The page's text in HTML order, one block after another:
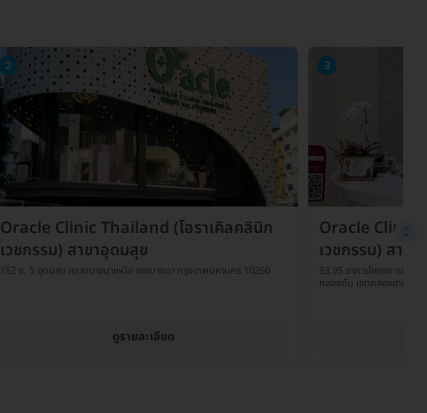
2
Oracle Clinic Thailand (โอราเคิลคลินิก
เวชกรรม) สาขาอุดมสุข
152 ซ. 5 อุดมสุข แขวงบางนาเหนือ เขตบางนา กรุงเทพมหานคร 10260
ดูรายละเอียด
3
Oracle Clinic
เวชกรรม) สาขา
93,95 อาคารโครงการเควิ
คลองตัน เขตคลองเตย กรุ